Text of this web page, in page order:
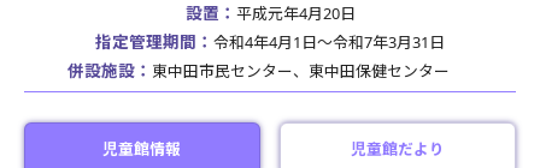
設置： 平成元年4月20日
指定管理期間： 令和4年4月1日～令和7年3月31日
併設施設： 東中田市民センター、東中田保健センター
児童館情報 児童館だより